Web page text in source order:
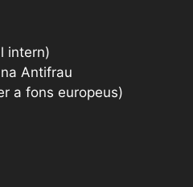
intern)
Antifrau
a fons europeus)